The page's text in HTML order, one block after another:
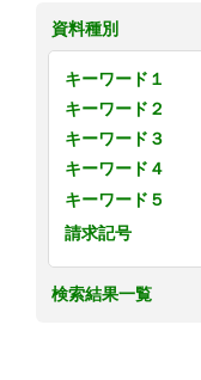
資料種別
キーワード１
キーワード２
キーワード３
キーワード４
キーワード５
請求記号
検索結果一覧